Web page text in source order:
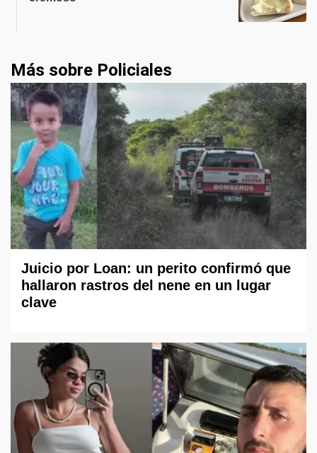
Más sobre Policiales
Juicio por Loan: un perito confirmó que
hallaron rastros del nene en un lugar
clave